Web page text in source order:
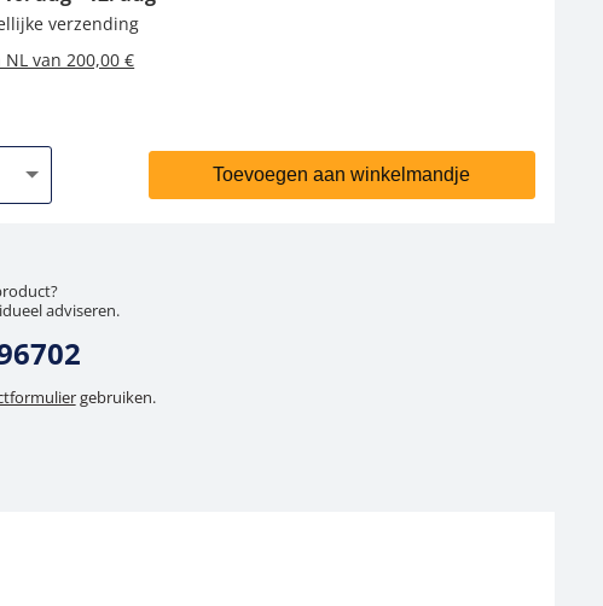
verzending
van 200,00 €
Toevoegen aan winkelmandje
adviseren.
gebruiken.